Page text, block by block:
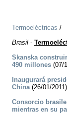
Termoeléctricas /
Brasil -
Skanska
490 millones (07/
Inaugurará
China(26/01/2011)
Consorcio
mientras en su